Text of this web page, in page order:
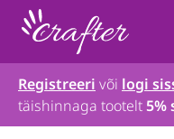
Registreeri või logi
täishinnaga tootelt5%